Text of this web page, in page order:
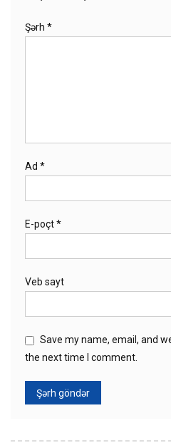
Şərh *
Ad *
E-poçt*
Veb sayt
Save my name, email, and
the next time I comment.